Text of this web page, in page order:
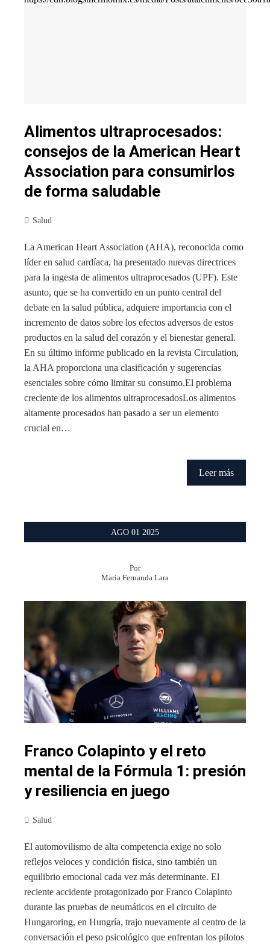
Alimentos ultraprocesados:
consejos de la American Heart
Association para consumirlos
de forma saludable
Salud
La American Heart Association (AHA), reconocida como
líder en salud cardíaca, ha presentado nuevas directrices
para la ingesta de alimentos ultraprocesados (UPF). Este
asunto, que se ha convertido en un punto central del
debate en la salud pública, adquiere importancia con el
incremento de datos sobre los efectos adversos de estos
productos en la salud del corazón y el bienestar general.
En su último informe publicado en la revista Circulation,
la AHA proporciona una clasificación y sugerencias
esenciales sobre cómo limitar su consumo.El problema
creciente de los alimentos ultraprocesadosLos alimentos
altamente procesados han pasado a ser un elemento
crucial en…
Leer más
AGO 01 2025
Por
Maria Fernanda Lara
Franco Colapinto y el reto
mental de la Fórmula 1: presión
y resiliencia en juego
Salud
El automovilismo de alta competencia exige no solo
reflejos veloces y condición física, sino también un
equilibrio emocional cada vez más determinante. El
reciente accidente protagonizado por Franco Colapinto
durante las pruebas de neumáticos en el circuito de
Hungaroring, en Hungría, trajo nuevamente al centro de la
conversación el peso psicológico que enfrentan los pilotos